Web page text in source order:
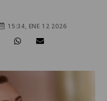
15:34, ENE 12 2026